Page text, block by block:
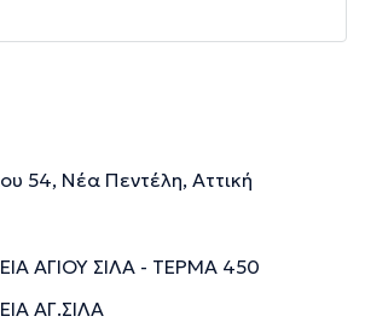
54, Νέα Πεντέλη, Αττική
ΑΓΙΟΥ ΣΙΛΑ - ΤΕΡΜΑ 450
ΑΓ.ΣΙΛΑ